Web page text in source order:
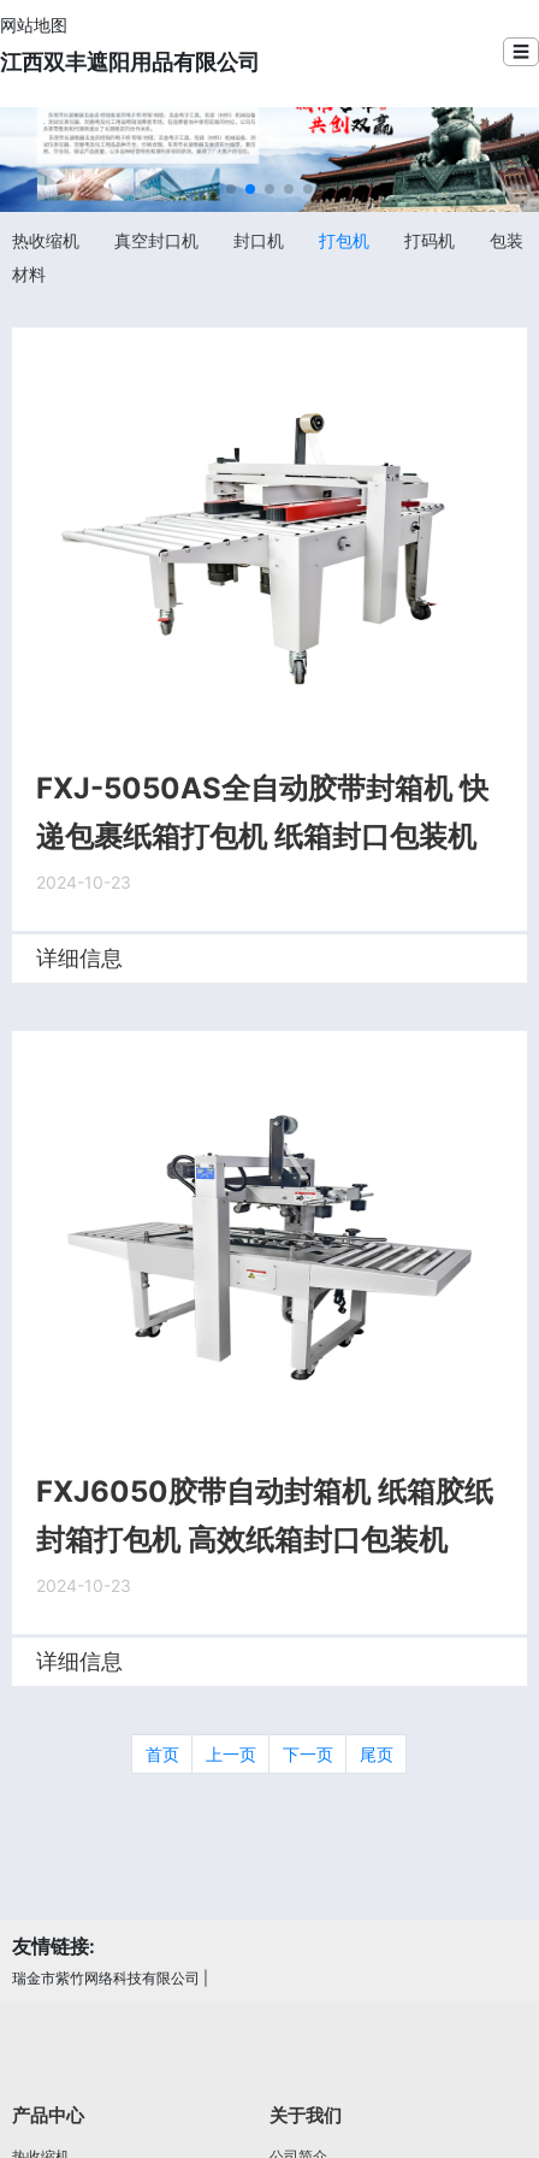
网站地图
江西双丰遮阳用品有限公司 ☰
热收缩机 真空封口机 封口机 打包机 打码机
包装
材料
FXJ-5050AS全自动胶带封箱机 快
递包裹纸箱打包机 纸箱封口包装机
2024-10-23
详细信息
FXJ6050胶带自动封箱机 纸箱胶纸
封箱打包机 高效纸箱封口包装机
2024-10-23
详细信息
首页 上一页 下一页 尾页
友情链接:
瑞金市紫竹网络科技有限公司
产品中心 关于我们